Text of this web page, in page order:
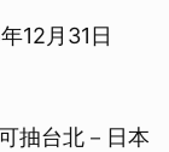
12月31日
抽台北－日本